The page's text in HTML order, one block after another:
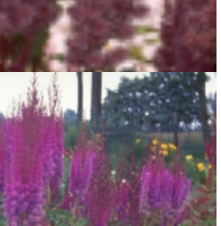
'Purpurkerze'